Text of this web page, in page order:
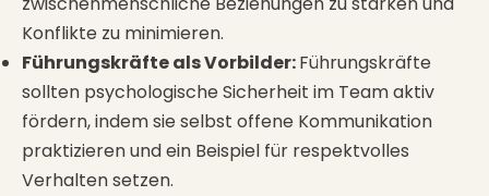
Konflikte zu minimieren.
Führungskräfte als Vorbilder:Führungskräfte
sollten psychologische Sicherheit im Team aktiv
fördern, indem sie selbst offene Kommunikation
praktizieren und ein Beispiel für respektvolles
Verhalten setzen.